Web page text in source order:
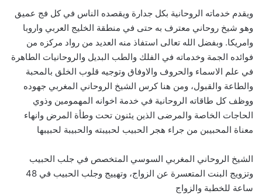
ويقدم خدماته الروحانية بكل جدارة ويقصده الناس في كل فج عميق
وهو شيخ روحاني معترف به حتى في منطقة الخليج العربي واروبا
وامريكا. وبفضل الله تعالى استفاذ منه العديد من رواد مركزه من
فوائده الجمة وخدماته في الفلك والطب البديل والروحانيات الطاهرة
في علم الاسماء والحروف والاوفاق وتوجيه قلوب الخلق بالمحبة
والطاعة والقبول، ومن هنا كرس الشيخ الروحاني المغربي جهوده
ووظف كل طاقاته الروحانية في خدمة اخوانه المهمومين وذوي
الحاجات الخاصة والمرضى الذين يئنون تحت وطأة المرض وانهاء
معناة المحبيبن من جراء هجر الحبيب لحبيبته والحبيبة لحبيبها
الشيخ الروحاني المغربي السوسي المتخصص في جلب الحبيب
وتزويج البنت المتعسرة عن الزواج، وتهييج وجلب الحبيب في 48
ساعة للخطبة والزواج